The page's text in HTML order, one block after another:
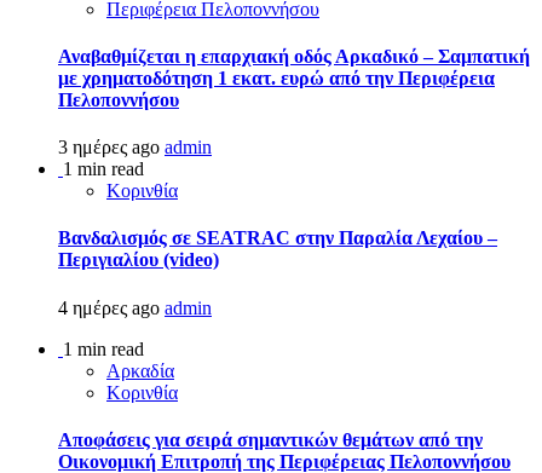
Περιφέρεια Πελοποννήσου
Αναβαθμίζεται η επαρχιακή οδός Αρκαδικό – Σαμπατική
με χρηματοδότηση 1 εκατ. ευρώ από την Περιφέρεια
Πελοποννήσου
3 ημέρες ago admin
1 min read
Κορινθία
Βανδαλισμός σε SEATRAC στην Παραλία Λεχαίου –
Περιγιαλίου (video)
4 ημέρες ago admin
1 min read
Αρκαδία
Κορινθία
Αποφάσεις για σειρά σημαντικών θεμάτων από την
Οικονομική Επιτροπή της Περιφέρειας Πελοποννήσου